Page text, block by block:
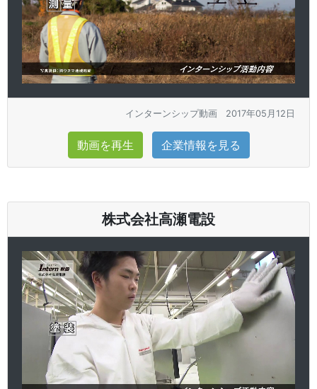
インターンシップ動画 2017年05月12日
動画を再生 企業情報を見る
株式会社高瀬電設